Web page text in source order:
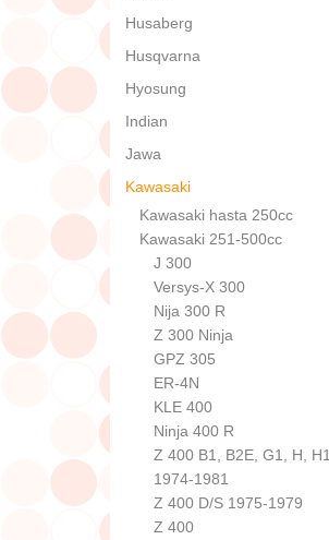
Husaberg
Husqvarna
Hyosung
Indian
Jawa
Kawasaki
Kawasaki hasta 250cc
Kawasaki 251-500cc
J 300
Versys-X 300
Nija 300 R
Z 300 Ninja
GPZ 305
ER-4N
KLE 400
Ninja 400 R
Z 400 B1, B2E, G1, H, H1
1974-1981
Z 400 D/S 1975-1979
Z 400